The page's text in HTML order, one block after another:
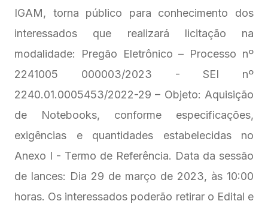
IGAM, torna público para conhecimento dos
interessados que realizará licitação na
modalidade: Pregão Eletrônico – Processo nº
2241005 000003/2023 - SEI nº
2240.01.0005453/2022-29 – Objeto: Aquisição
de Notebooks, conforme especificações,
exigências e quantidades estabelecidas no
Anexo I - Termo de Referência. Data da sessão
de lances: Dia 29 de março de 2023, às 10:00
horas. Os interessados poderão retirar o Edital e